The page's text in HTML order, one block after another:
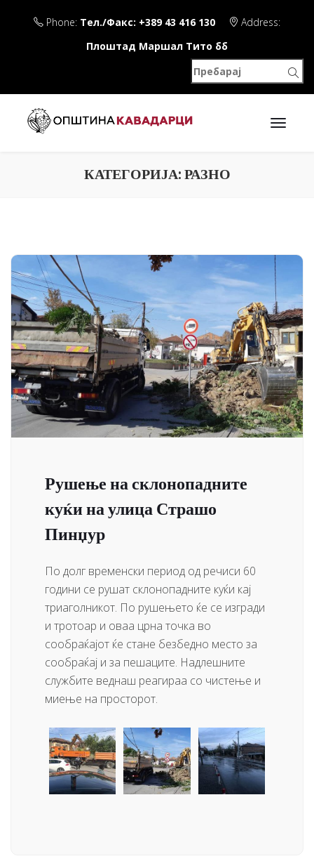
Phone: Тел./Факс: +389 43 416 130
Address:
Плоштад Маршал Тито бб
КАТЕГОРИЈА: РАЗНО
Рушење на склонопадните
куќи на улица Страшо
Пинџур
По долг временски период од речиси 60
години се рушат склонопадните куќи кај
триаголникот. По рушењето ќе се изгради
и тротоар и оваа црна точка во
сообраќајот ќе стане безбедно место за
сообраќај и за пешаците. Надлешните
службите веднаш реагираа со чистење и
миење на просторот.